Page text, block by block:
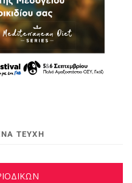
ΤΕΥΧΗ